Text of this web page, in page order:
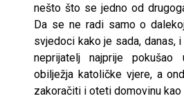
nešto što se jedno od
Da se ne radi samo o
svjedoci kako je sada, danas,
neprijatelj najprije
obilježja katoličke vjere, a
zakoračiti i oteti domovinu